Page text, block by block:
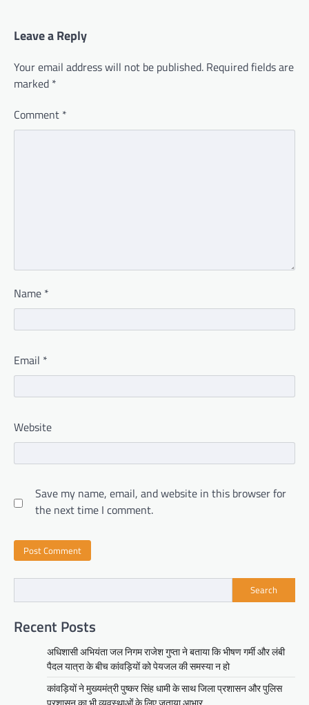
Leave a Reply
Your email address will not be published. Required fields are
marked *
Comment *
Name *
Email *
Website
Save my name, email, and website in this browser for
the next time I comment.
Search
Recent Posts
अधिशासी अभियंता जल निगम राजेश गुप्ता ने बताया कि भीषण गर्मी और लंबी
पैदल यात्रा के बीच कांवड़ियों को पेयजल की समस्या न हो
कांवड़ियों ने मुख्यमंत्री पुष्कर सिंह धामी के साथ जिला प्रशासन और पुलिस